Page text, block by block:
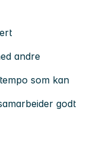
andre
som kan
godt